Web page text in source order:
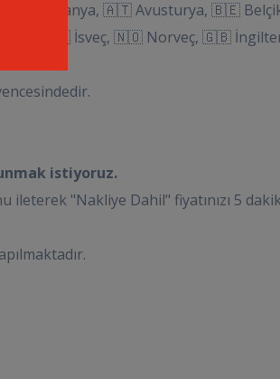
🇩🇪 Almanya, 🇦🇹 Avusturya, 🇧🇪
🇸🇪 İsveç, 🇳🇴 Norveç, 🇬🇧
istiyoruz.
"Nakliye Dahil" fiyatınızı 5